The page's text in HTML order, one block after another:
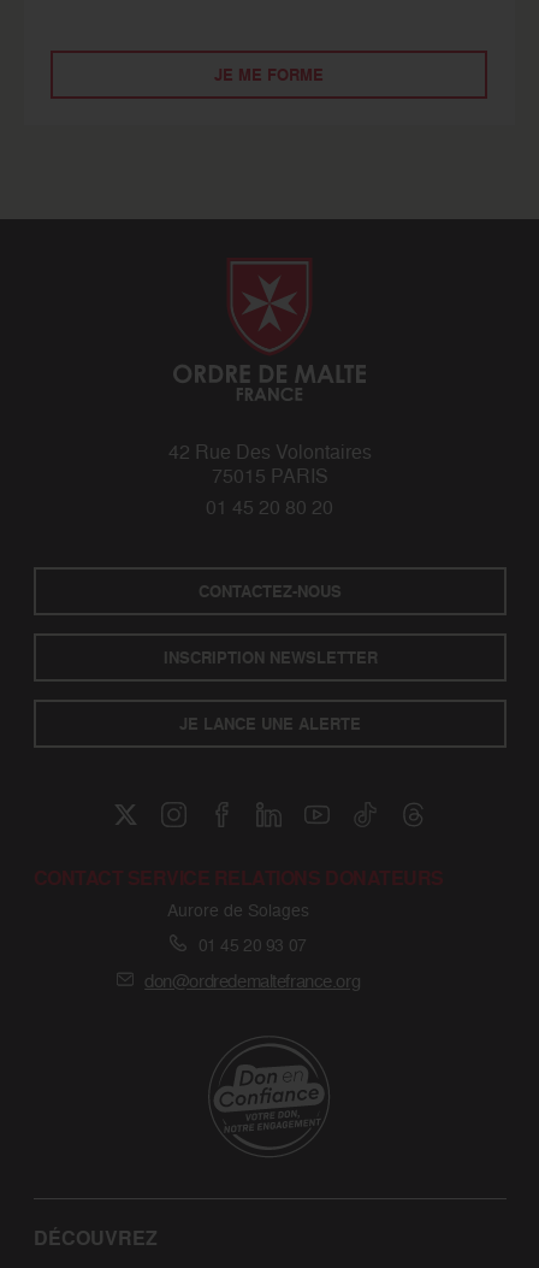
JE ME FORME
42 Rue Des Volontaires
75015 PARIS
01 45 20 80 20
CONTACTEZ-NOUS
INSCRIPTION NEWSLETTER
JE LANCE UNE ALERTE
CONTACT SERVICE RELATIONS DONATEURS
Aurore de Solages
01 45 20 93 07
don@ordredemaltefrance.org
DÉCOUVREZ